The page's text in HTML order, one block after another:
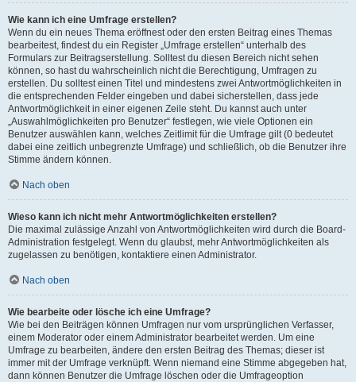
Wie kann ich eine Umfrage erstellen?
Wenn du ein neues Thema eröffnest oder den ersten Beitrag eines Themas
bearbeitest, findest du ein Register „Umfrage erstellen“ unterhalb des
Formulars zur Beitragserstellung. Solltest du diesen Bereich nicht sehen
können, so hast du wahrscheinlich nicht die Berechtigung, Umfragen zu
erstellen. Du solltest einen Titel und mindestens zwei Antwortmöglichkeiten in
die entsprechenden Felder eingeben und dabei sicherstellen, dass jede
Antwortmöglichkeit in einer eigenen Zeile steht. Du kannst auch unter
„Auswahlmöglichkeiten pro Benutzer“ festlegen, wie viele Optionen ein
Benutzer auswählen kann, welches Zeitlimit für die Umfrage gilt (0 bedeutet
dabei eine zeitlich unbegrenzte Umfrage) und schließlich, ob die Benutzer ihre
Stimme ändern können.
Nach oben
Wieso kann ich nicht mehr Antwortmöglichkeiten erstellen?
Die maximal zulässige Anzahl von Antwortmöglichkeiten wird durch die Board-
Administration festgelegt. Wenn du glaubst, mehr Antwortmöglichkeiten als
zugelassen zu benötigen, kontaktiere einen Administrator.
Nach oben
Wie bearbeite oder lösche ich eine Umfrage?
Wie bei den Beiträgen können Umfragen nur vom ursprünglichen Verfasser,
einem Moderator oder einem Administrator bearbeitet werden. Um eine
Umfrage zu bearbeiten, ändere den ersten Beitrag des Themas; dieser ist
immer mit der Umfrage verknüpft. Wenn niemand eine Stimme abgegeben hat,
dann können Benutzer die Umfrage löschen oder die Umfrageoption